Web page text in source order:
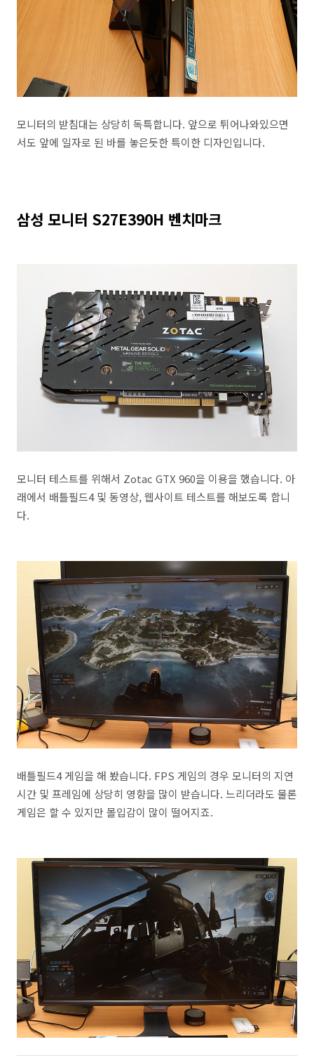
모니터의 받침대는 상당히 독특합니다. 앞으로 튀어나와있으면
서도 앞에 일자로 된 바를 놓은듯한 특이한 디자인입니다.
삼성 모니터 S27E390H 벤치마크
모니터 테스트를 위해서 Zotac GTX 960을 이용을 했습니다. 아
래에서 배틀필드4 및 동영상, 웹사이트 테스트를 해보도록 합니
다.
배틀필드4 게임을 해 봤습니다. FPS 게임의 경우 모니터의 지연
시간 및 프레임에 상당히 영향을 많이 받습니다. 느리더라도 물론
게임은 할 수 있지만 몰입감이 많이 떨어지죠.